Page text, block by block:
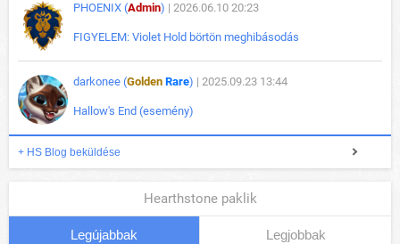
PHOENIX (Admin) | 2026.06.10 20:23
FIGYELEM: Violet Hold börtön meghibásodás
darkonee (Golden Rare) | 2025.09.23 13:44
Hallow's End (esemény)
+ HS Blog beküldése
Hearthstone paklik
Legújabbak Legjobbak